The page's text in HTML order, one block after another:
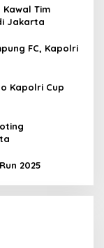
Tim
Jakarta
FC, Kapolri
Kapolri Cup
2025